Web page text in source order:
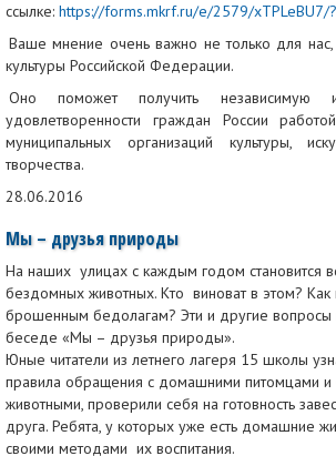
ссылке: https://forms.mkrf.ru/e/2579/xTPLeBU7/
Ваше мнение очень важно не только для нас,
культуры Российской Федерации.
Оно поможет получить независимую
удовлетворенности граждан России
муниципальных организаций культуры,
творчества.
28.06.2016
Мы – друзья природы
На наших улицах с каждым годом становится
бездомных животных. Кто виноват в этом?
брошенным бедолагам? Эти и другие вопросы
беседе «Мы – друзья природы».
Юные читатели из летнего лагеря 15 школы
правила обращения с домашними питомцами
животными, проверили себя на готовность
друга. Ребята, у которых уже есть домашние
своими методами их воспитания.